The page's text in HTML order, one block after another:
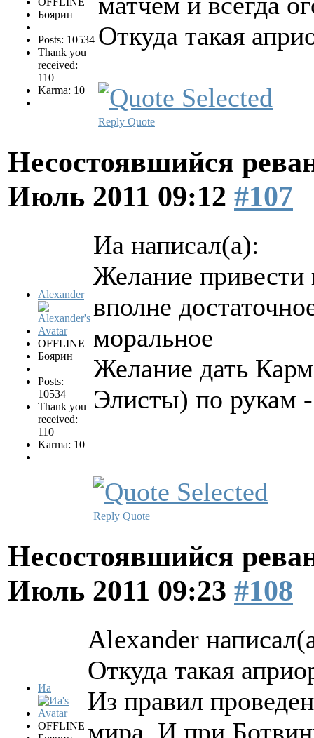
Боярин
Posts: 10534
Thank you
received:
110
Karma: 10
Откуда такая
Reply Quote
Несостоявшийся
Июль 2011 09:12 #107
Alexander
OFFLINE
Боярин
Posts:
10534
Thank you
received:
110
Karma: 10
Иа написал(а):
Желание
вполне
моральное
Желание дать
Элисты) по рукам
Reply Quote
Несостоявшийся
Июль 2011 09:23 #108
Иа
OFFLINE
Alexander
Откуда такая
Из правил
мира. И при